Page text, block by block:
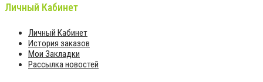
Личный Кабинет
Личный Кабинет
История заказов
Мои Закладки
Рассылка новостей